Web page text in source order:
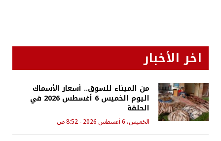
اخر الأخبار
من الميناء للسوق.. أسعار الأسماك
اليوم الخميس 6 أغسطس 2026 في
الحلقة
الخميس، 6 أغسطس 2026 - 8:52 ص